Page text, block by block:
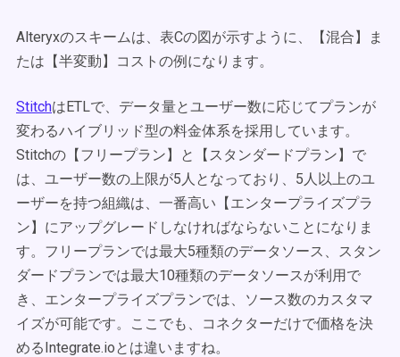
Alteryxのスキームは、表Cの図が示すように、【混合】ま
たは【半変動】コストの例になります。
StitchはETLで、データ量とユーザー数に応じてプランが
変わるハイブリッド型の料金体系を採用しています。
Stitchの【フリープラン】と【スタンダードプラン】で
は、ユーザー数の上限が5人となっており、5人以上のユ
ーザーを持つ組織は、一番高い【エンタープライズプラ
ン】にアップグレードしなければならないことになりま
す。フリープランでは最大5種類のデータソース、スタン
ダードプランでは最大10種類のデータソースが利用で
き、エンタープライズプランでは、ソース数のカスタマ
イズが可能です。ここでも、コネクターだけで価格を決
めるIntegrate.ioとは違いますね。